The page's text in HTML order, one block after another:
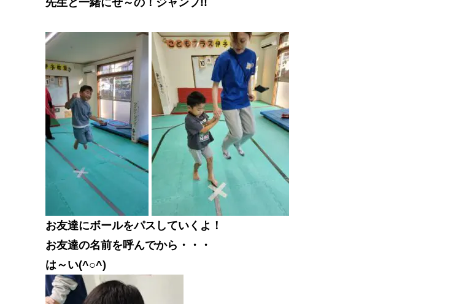
お友達にボールをパスしていくよ！
お友達の名前を呼んでから・・・
は～い(^○^)